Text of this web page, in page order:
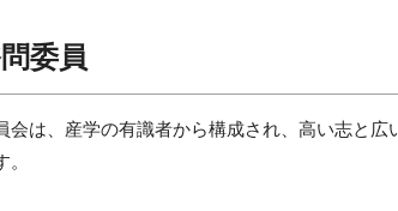
委員
会は、産学の有識者から構成され、高い志と